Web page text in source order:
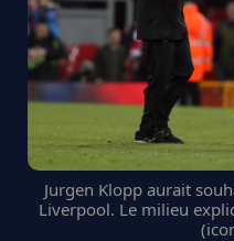
Jurgen Klopp aurait
Liverpool. Le milieu